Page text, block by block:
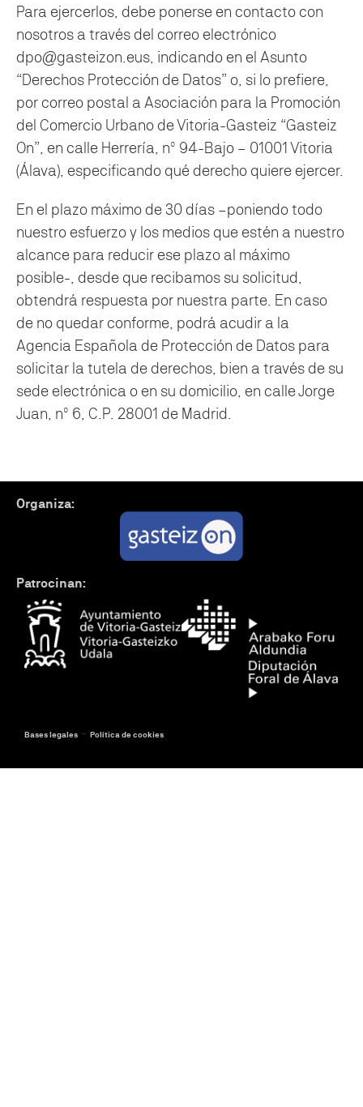
Para ejercerlos, debe ponerse en contacto con
nosotros a través del correo electrónico
dpo@gasteizon.eus, indicando en el Asunto
“Derechos Protección de Datos” o, si lo prefiere,
por correo postal a Asociación para la Promoción
del Comercio Urbano de Vitoria-Gasteiz “Gasteiz
On”, en calle Herrería, nº 94-Bajo – 01001 Vitoria
(Álava), especificando qué derecho quiere ejercer.
En el plazo máximo de 30 días –poniendo todo
nuestro esfuerzo y los medios que estén a nuestro
alcance para reducir ese plazo al máximo
posible-, desde que recibamos su solicitud,
obtendrá respuesta por nuestra parte. En caso
de no quedar conforme, podrá acudir a la
Agencia Española de Protección de Datos para
solicitar la tutela de derechos, bien a través de su
sede electrónica o en su domicilio, en calle Jorge
Juan, nº 6, C.P. 28001 de Madrid.
Organiza:
Patrocinan:
Bases legales - Política de cookies